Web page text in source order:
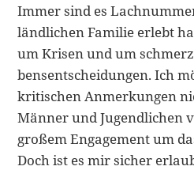
Immer sind es
ländli­chen Familie erlebt
um Krisen und um
bensentscheidungen. Ich
kritischen Anmerkungen
Männer und Jugendlichen
großem Engage­ment um
Doch ist es mir sicher